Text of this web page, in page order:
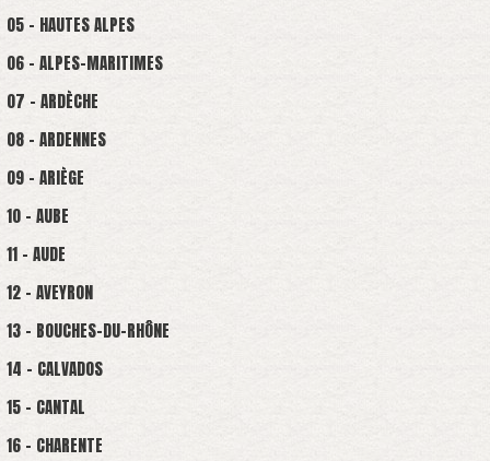
05 - HAUTES ALPES
06 - ALPES-MARITIMES
07 - ARDÈCHE
08 - ARDENNES
09 - ARIÈGE
10 - AUBE
11 - AUDE
12 - AVEYRON
13 - BOUCHES-DU-RHÔNE
14 - CALVADOS
15 - CANTAL
16 - CHARENTE